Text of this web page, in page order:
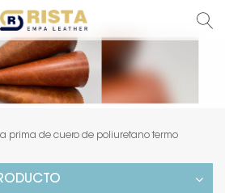
prima de cuero de poliuretano termo